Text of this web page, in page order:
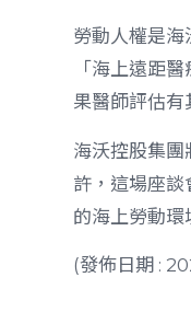
勞動人權是
「海上遠距
果醫師評估有
海沃控股集
許，這場座
的海上勞動環
(發佈日期 :